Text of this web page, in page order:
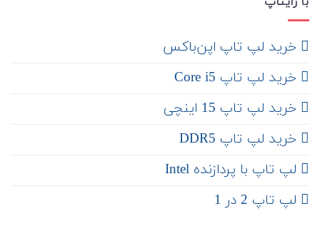
‌ خرید لپ تاپ اپن‌باکس
خرید لپ تاپ Core i5
‌‌ خرید لپ تاپ 15 اینچی
خرید لپ تاپ DDR5
لپ تاپ با پردازنده Intel
لپ تاپ 2 در 1